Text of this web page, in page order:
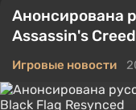
Анонсирована
Assassin's
Игровые новости